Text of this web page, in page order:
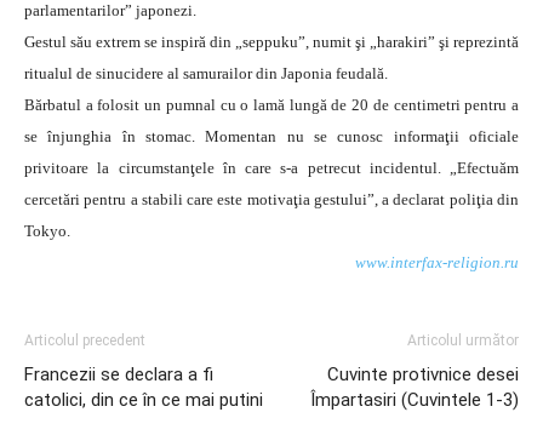
parlamentarilor” japonezi.
Gestul său extrem se inspiră din „seppuku”, numit şi „harakiri” şi reprezintă
ritualul de sinucidere al samurailor din Japonia feudală.
Bărbatul a folosit un pumnal cu o lamă lungă de 20 de centimetri pentru a
se înjunghia în stomac. Momentan nu se cunosc informaţii oficiale
privitoare la circumstanţele în care s-a petrecut incidentul. „Efectuăm
cercetări pentru a stabili care este motivaţia gestului”, a declarat poliţia din
Tokyo.
www.interfax-religion.ru
Articolul precedent
Francezii se declara a fi
catolici, din ce în ce mai putini
Articolul următor
Cuvinte protivnice desei
Împartasiri (Cuvintele 1-3)